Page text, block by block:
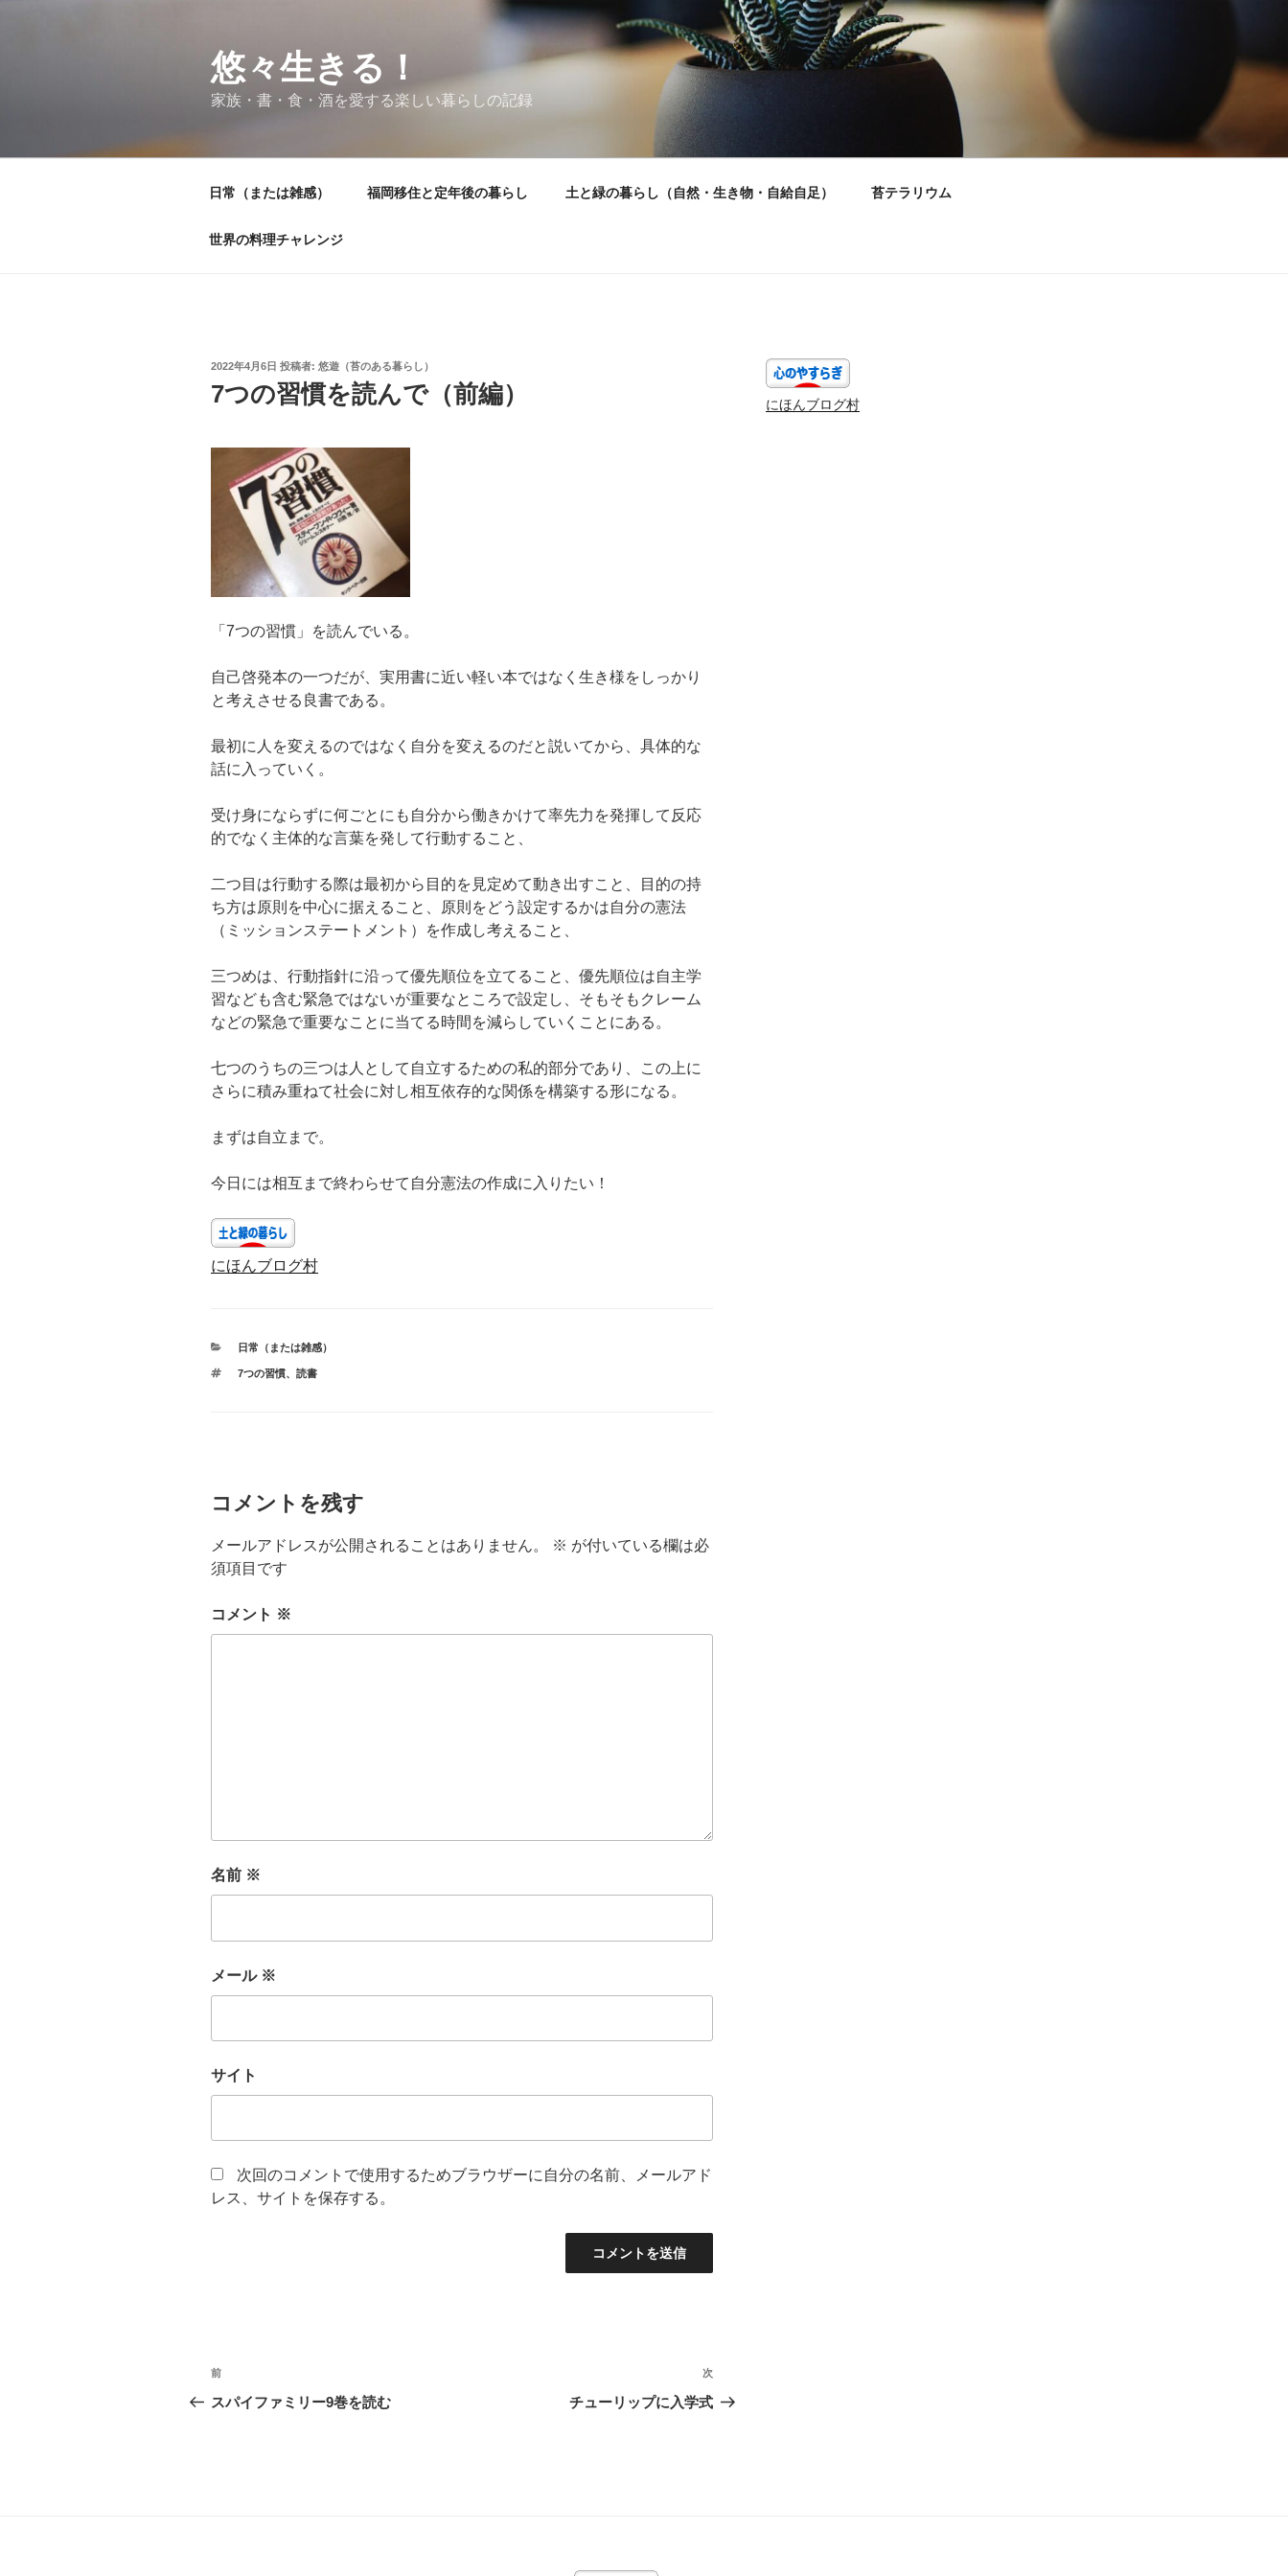
悠々生きる！
家族・書・食・酒を愛する楽しい暮らしの記録
日常（または雑感） 福岡移住と定年後の暮らし 土と緑の暮らし（自然・生き物・自給自足） 苔テラリウム
世界の料理チャレンジ
投
日:
2022年4月6日 投稿者: 悠遊（苔のある暮らし）
7つの習慣を読んで（前編）
「7つの習慣」を読んでいる。
自己啓発本の一つだが、実用書に近い軽い本ではなく生き様をしっかり
と考えさせる良書である。
最初に人を変えるのではなく自分を変えるのだと説いてから、具体的な
話に入っていく。
受け身にならずに何ごとにも自分から働きかけて率先力を発揮して反応
的でなく主体的な言葉を発して行動すること、
二つ目は行動する際は最初から目的を見定めて動き出すこと、目的の持
ち方は原則を中心に据えること、原則をどう設定するかは自分の憲法
（ミッションステートメント）を作成し考えること、
三つめは、行動指針に沿って優先順位を立てること、優先順位は自主学
習なども含む緊急ではないが重要なところで設定し、そもそもクレーム
などの緊急で重要なことに当てる時間を減らしていくことにある。
七つのうちの三つは人として自立するための私的部分であり、この上に
さらに積み重ねて社会に対し相互依存的な関係を構築する形になる。
まずは自立まで。
今日には相互まで終わらせて自分憲法の作成に入りたい！
にほんブログ村
カ
ゴ
日常（または雑感）
タ
7つの習慣、 読書
コメントを残す
メールアドレスが公開されることはありません。 ※ が付いている欄は必
須項目です
コメント ※
名前 ※
メール ※
サイト
次回のコメントで使用するためブラウザーに自分の名前、メールアド
レス、サイトを保存する。
投
稿
前
の
前
スパイファミリー9巻を読む
次
の
次
チューリップに入学式
にほんブログ村